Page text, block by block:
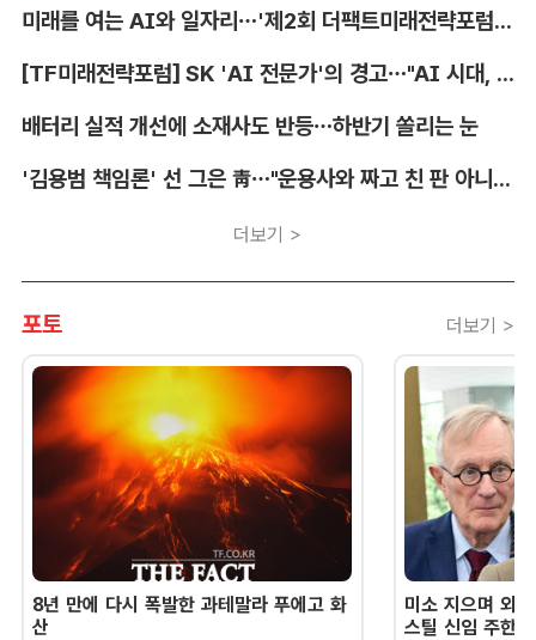
미래를 여는 AI와 일자리…'제2회 더팩트미래전략포럼' 참가 신청
[TF미래전략포럼] SK 'AI 전문가'의 경고…"AI 시대, 인재 격차 더 커진다"
배터리 실적 개선에 소재사도 반등…하반기 쏠리는 눈
'김용범 책임론' 선 그은 靑…"운용사와 짜고 친 판 아니냐" 의혹도
더보기 >
포토 더보기 >
8년 만에 다시 폭발한 과테말라 푸에고 화
산
미소 지으며 외
스틸 신임 주한